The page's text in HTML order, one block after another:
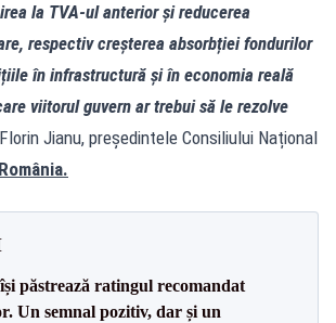
la TVA-ul anterior și reducerea
respectiv creșterea absorbției fondurilor
în infrastructură și în economia reală
viitorul guvern ar trebui să le rezolve
Jianu, președintele Consiliului Național
păstrează ratingul recomandat
Un semnal pozitiv, dar și un